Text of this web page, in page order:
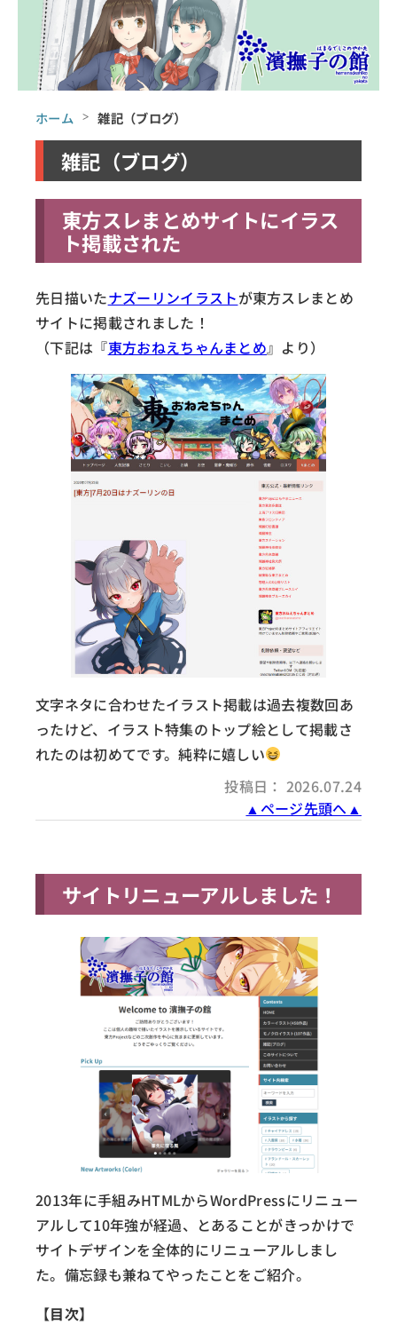
ホーム 雑記（ブログ）
雑記（ブログ）
東方スレまとめサイトにイラス
ト掲載された
先日描いたナズーリンイラストが東方スレまとめ
サイトに掲載されました！
（下記は『東方おねえちゃんまとめ』より）
文字ネタに合わせたイラスト掲載は過去複数回あ
ったけど、イラスト特集のトップ絵として掲載さ
れたのは初めてです。純粋に嬉しい
投稿日： 2026.07.24
▲ページ先頭へ▲
サイトリニューアルしました！
2013年に手組みHTMLからWordPressにリニュー
アルして10年強が経過、とあることがきっかけで
サイトデザインを全体的にリニューアルしまし
た。備忘録も兼ねてやったことをご紹介。
【目次】